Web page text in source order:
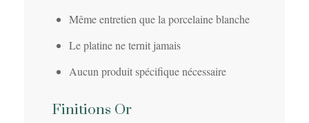
Même entretien que la porcelaine blanche
Le platine ne ternit jamais
Aucun produit spécifique nécessaire
Finitions Or